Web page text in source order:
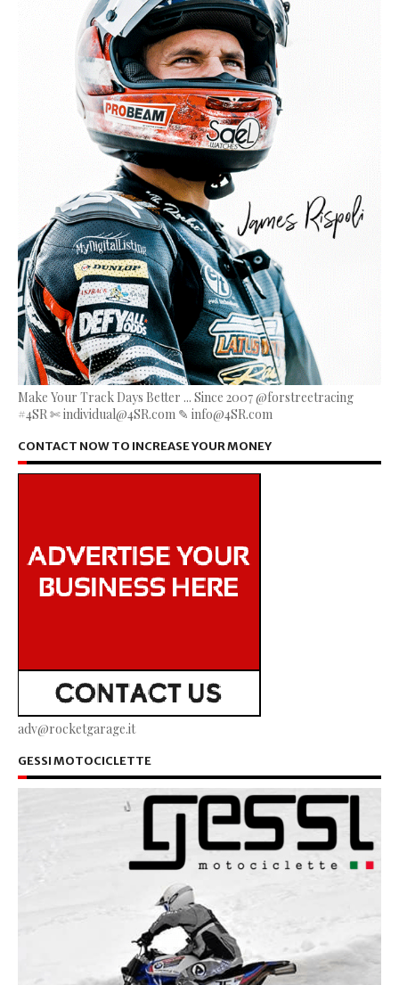
Make Your Track Days Better ... Since 2007 @forstreetracing
#4SR ✄ individual@4SR.com ✎ info@4SR.com
CONTACT NOW TO INCREASE YOUR MONEY
adv@rocketgarage.it
GESSI MOTOCICLETTE